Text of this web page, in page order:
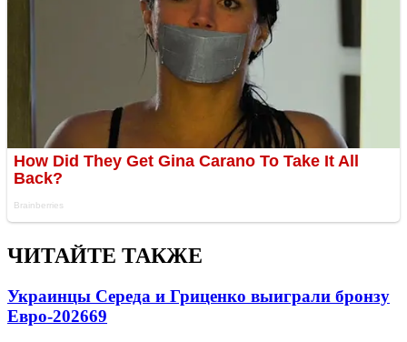
ЧИТАЙТЕ ТАКЖЕ
Украинцы Середа и Гриценко выиграли бронзу
Евро-202669